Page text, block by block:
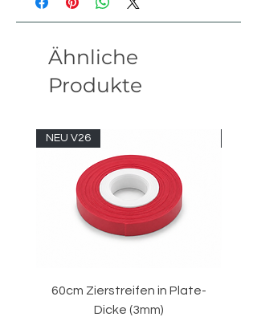
Länge 57 studs
Breite 8 studs
Höhe 13 studs
Ähnliche
Produkte
NEU V26
60cm Zierstreifen in Plate-
Dicke (3mm)